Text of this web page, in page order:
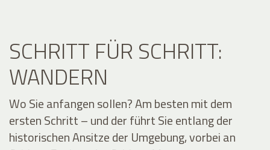
SCHRITT FÜR SCHRITT:
WANDERN
Wo Sie anfangen sollen? Am besten mit dem
ersten Schritt – und der führt Sie entlang der
historischen Ansitze der Umgebung, vorbei an